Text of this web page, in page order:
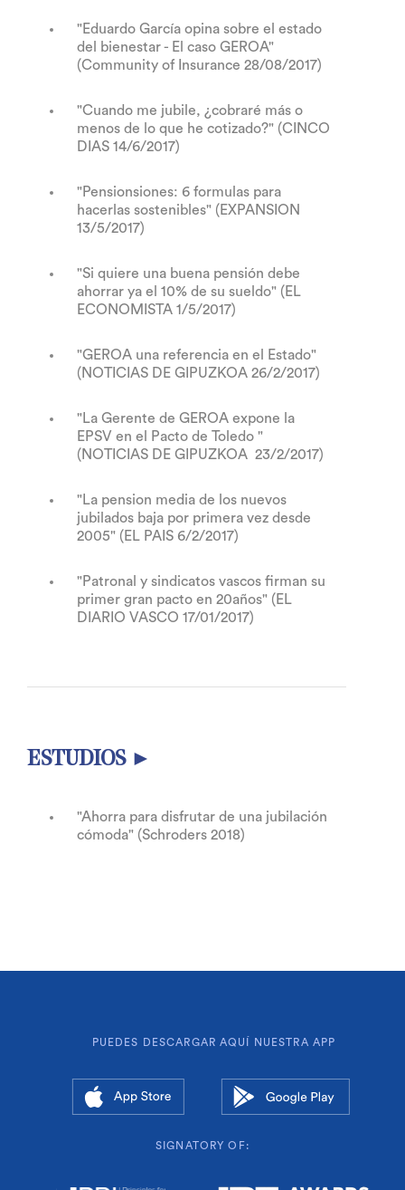
"Eduardo García opina sobre el estado
del bienestar - El caso GEROA"
(Community of Insurance 28/08/2017)
"Cuando me jubile, ¿cobraré más o
menos de lo que he cotizado?" (CINCO
DIAS 14/6/2017)
"Pensionsiones: 6 formulas para
hacerlas sostenibles" (EXPANSION
13/5/2017)
"Si quiere una buena pensión debe
ahorrar ya el 10% de su sueldo" (EL
ECONOMISTA 1/5/2017)
"GEROA una referencia en el Estado"
(NOTICIAS DE GIPUZKOA 26/2/2017)
"La Gerente de GEROA expone la
EPSV en el Pacto de Toledo "
(NOTICIAS DE GIPUZKOA 23/2/2017)
"La pension media de los nuevos
jubilados baja por primera vez desde
2005" (EL PAIS 6/2/2017)
"Patronal y sindicatos vascos firman su
primer gran pacto en 20años" (EL
DIARIO VASCO 17/01/2017)
ESTUDIOS ►
"Ahorra para disfrutar de una jubilación
cómoda" (Schroders 2018)
PUEDES DESCARGAR AQUÍ NUESTRA APP
SIGNATORY OF: